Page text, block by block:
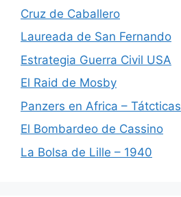
Cruz de Caballero
Laureada de San Fernando
Estrategia Guerra Civil USA
El Raid de Mosby
Panzers en Africa – Tátcticas
El Bombardeo de Cassino
La Bolsa de Lille – 1940